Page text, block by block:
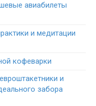
авиабилеты
и медитации
кофеварки
и
забора